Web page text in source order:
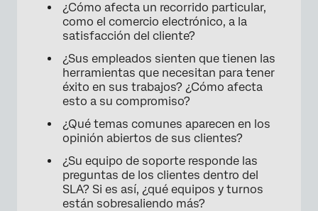
¿Cómo afecta un recorrido particular,
como el comercio electrónico, a la
satisfacción del cliente?
¿Sus empleados sienten que tienen las
herramientas que necesitan para tener
éxito en sus trabajos? ¿Cómo afecta
esto a su compromiso?
¿Qué temas comunes aparecen en los
opinión abiertos de sus clientes?
¿Su equipo de soporte responde las
preguntas de los clientes dentro del
SLA? Si es así, ¿qué equipos y turnos
están sobresaliendo más?